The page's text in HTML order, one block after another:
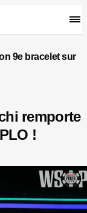
9e bracelet sur
remporte
!